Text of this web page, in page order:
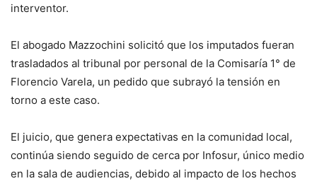
interventor.
El abogado Mazzochini solicitó que los imputados fueran
trasladados al tribunal por personal de la Comisaría 1° de
Florencio Varela, un pedido que subrayó la tensión en
torno a este caso.
El juicio, que genera expectativas en la comunidad local,
continúa siendo seguido de cerca por Infosur, único medio
en la sala de audiencias, debido al impacto de los hechos